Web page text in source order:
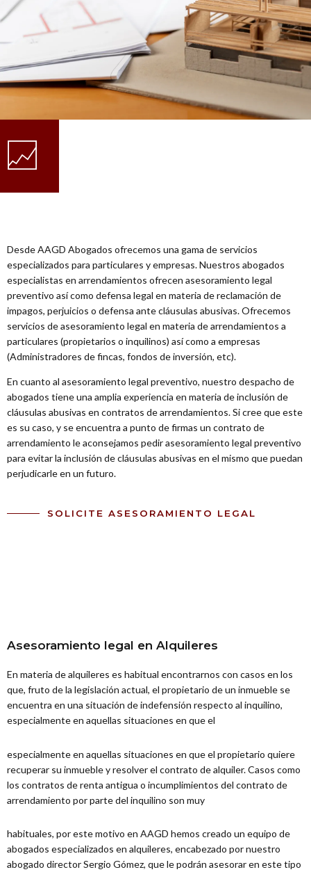
Desde AAGD Abogados ofrecemos una gama de servicios
especializados para particulares y empresas. Nuestros abogados
especialistas en arrendamientos ofrecen asesoramiento legal
preventivo así como defensa legal en materia de reclamación de
impagos, perjuicios o defensa ante cláusulas abusivas. Ofrecemos
servicios de asesoramiento legal en materia de arrendamientos a
particulares (propietarios o inquilinos) así como a empresas
(Administradores de fincas, fondos de inversión, etc).
En cuanto al asesoramiento legal preventivo, nuestro despacho de
abogados tiene una amplia experiencia en materia de inclusión de
cláusulas abusivas en contratos de arrendamientos. Si cree que este
es su caso, y se encuentra a punto de firmas un contrato de
arrendamiento le aconsejamos pedir asesoramiento legal preventivo
para evitar la inclusión de cláusulas abusivas en el mismo que puedan
perjudicarle en un futuro.
SOLICITE ASESORAMIENTO LEGAL
Asesoramiento legal en Alquileres
En materia de alquileres es habitual encontrarnos con casos en los
que, fruto de la legislación actual, el propietario de un inmueble se
encuentra en una situación de indefensión respecto al inquilino,
especialmente en aquellas situaciones en que el
especialmente en aquellas situaciones en que el propietario quiere
recuperar su inmueble y resolver el contrato de alquiler. Casos como
los contratos de renta antigua o incumplimientos del contrato de
arrendamiento por parte del inquilino son muy
habituales, por este motivo en AAGD hemos creado un equipo de
abogados especializados en alquileres, encabezado por nuestro
abogado director Sergio Gómez, que le podrán asesorar en este tipo